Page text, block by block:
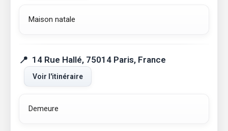
Maison natale
14 Rue Hallé, 75014 Paris, France
Voir l'itinéraire
Demeure